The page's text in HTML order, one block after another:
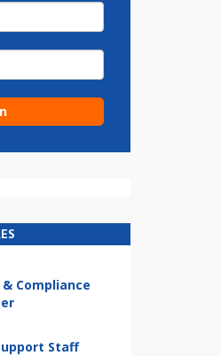
Compliance
Staff